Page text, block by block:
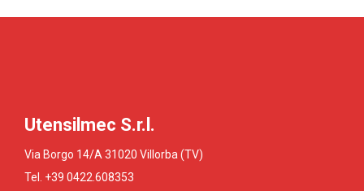
Utensilmec S.r.l.
Via Borgo 14/A 31020 Villorba (TV)
Tel. +39 0422.608353